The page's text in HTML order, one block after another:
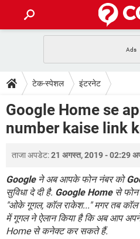
फोन पर अकाउंट बैलेंस चेक
WhatsApp Hack हो गया?
टेक-स्पेशल
2020 के फ्री एंटीवायरस
बेस्ट फ्री ऑनलाइन गेम्स
डाउनलोड
Vidmate
FORUM
TikTok Account Freeze हो गया
SBI बैंक अकाउंट नंबर पता करें
केबल और कनेक्टर्स
सीरियल और पैरलल पोर्ट
टेक-स्पेशल इंटरनेट
Google Home se
number kaise link
ताजा अपडेट:21 अगस्त, 2019 - 02:29
Googleने अब आपके फोन नंबर को
सुविधा दे दी है. Google Homeसे फोन
"ओके गूगल, कॉल राकेश..." मगर तब कॉल
में गूगल ने ऐलान किया है कि अब आप
Home से कनेक्ट कर सकते हैं.